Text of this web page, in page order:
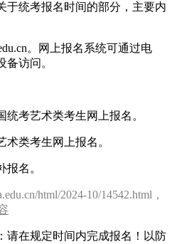
于统考报名时间的部分，主要内
。网上报名系统可通过电
访问。
统考艺术类考生网上报名。
术类考生网上报名。
名。
html/2024-10/14542.html，
请在规定时间内完成报名！以防